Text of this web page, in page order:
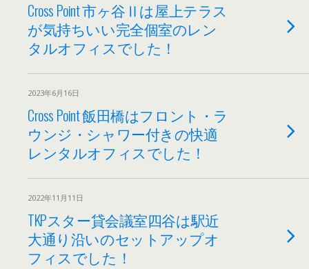
Cross Point 市ヶ谷Ⅱは屋上テラス
が気持ちいい完全個室のレン
タルオフィスでした！
2023年6月16日
Cross Point 飯田橋はフロント・ラ
ウンジ・シャワー付きの快適
レンタルオフィスでした！
2022年11月11日
TKPスター貸会議室四谷は駅近
大通り沿いのセットアップオ
フィスでした！